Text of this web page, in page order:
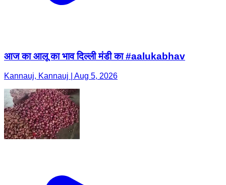
आज का आलू का भाव दिल्ली मंडी का #aalukabhav
Kannauj, Kannauj | Aug 5, 2026